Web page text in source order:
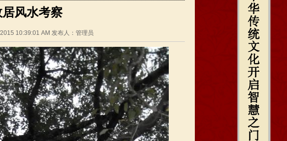
风水考察
10:39:01 AM 发布人：管理员